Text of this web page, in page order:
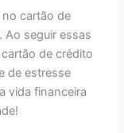
no cartão de
Ao seguir essas
de crédito
de estresse
vida financeira